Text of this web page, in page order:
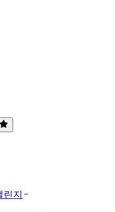
지